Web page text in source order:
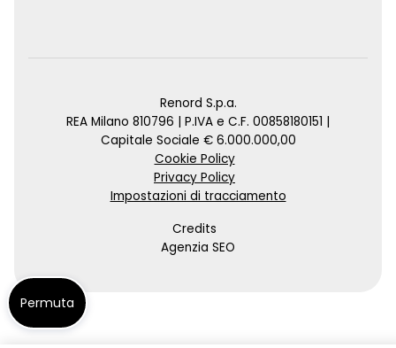
Renord S.p.a.
REA Milano 810796 | P.IVA e C.F. 00858180151 |
Capitale Sociale € 6.000.000,00
Cookie Policy
Privacy Policy
Impostazioni di tracciamento
Credits
Agenzia SEO
Permuta